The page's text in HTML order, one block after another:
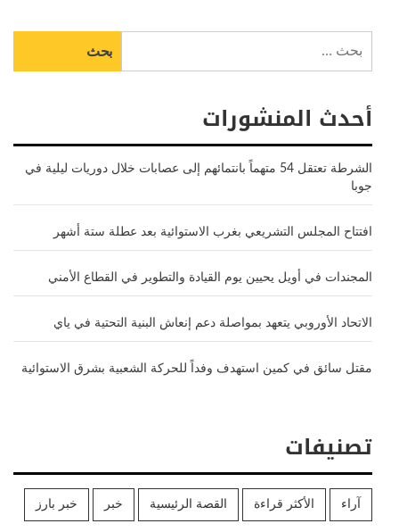
عن:
أحدث المنشورات
الشرطة تعتقل 54 متهماً بانتمائهم إلى عصابات خلال دوريات ليلية في
جوبا
افتتاح المجلس التشريعي بغرب الاستوائية بعد عطلة ستة أشهر
المجندات في أويل يحيين يوم القيادة والتطوير في القطاع الأمني
الاتحاد الأوروبي يتعهد بمواصلة دعم إنعاش البنية التحتية في ياي
مقتل سائق في كمين استهدف وفداً للحركة الشعبية بشرق الاستوائية
تصنيفات
آراء الأكثر قراءة القصة الرئيسية خبر خبر بارز